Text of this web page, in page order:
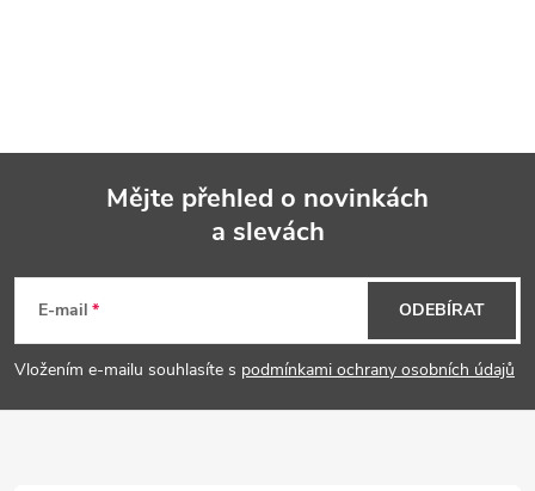
p
a
Mějte přehled o novinkách
a slevách
E-mail
Vložením e-mailu souhlasíte s podmínkami ochrany osobních údajů
ODEBÍRAT